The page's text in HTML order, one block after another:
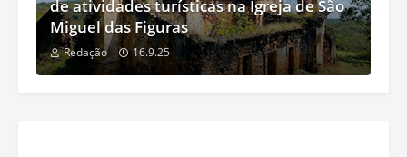
de atividades turísticas na Igreja de São
Miguel das Figuras
Redação 16.9.25